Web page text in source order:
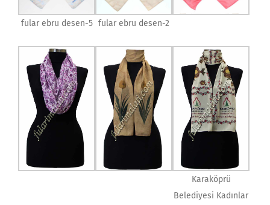
fular ebru desen-5 fular ebru desen-2
Karaköprü
Belediyesi Kadınlar